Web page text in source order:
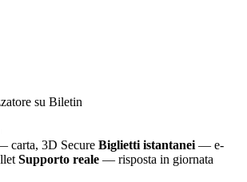
su Biletin
carta, 3D Secure Biglietti istantanei — e-
Supporto reale — risposta in giornata